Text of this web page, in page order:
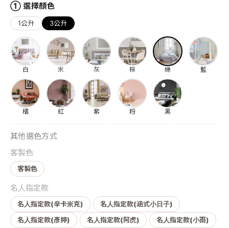
① 選擇顏色
1公升 3公升
白 米 灰 棕 綠 藍
橘 紅 紫 粉 黑
其他選色方式
客製色
客製色
名人指定款
名人指定款(辛卡米克)
名人指定款(涵式小日子)
名人指定款(彥婷)
名人指定款(阿虎)
名人指定款(小雨)